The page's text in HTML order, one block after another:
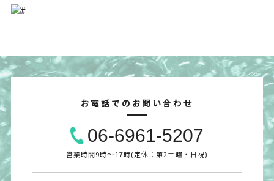
お電話でのお問い合わせ
06-6961-5207
営業時間9時〜17時(定休：第2土曜・日祝)